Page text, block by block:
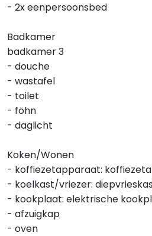
- 2x eenpersoonsbed
Badkamer
badkamer 3
- douche
- wastafel
- toilet
- föhn
- daglicht
Koken/Wonen
- koffiezetapparaat:
- koelkast/vriezer:
- kookplaat: elektrische
- afzuigkap
- oven